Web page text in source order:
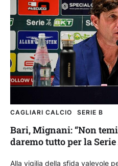
CAGLIARI CALCIO SERIE B
Bari, Mignani: “Non
daremo tutto per la Serie
Alla vigilia della sfida valevole